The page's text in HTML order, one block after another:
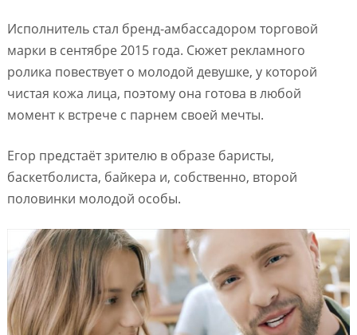
Исполнитель стал бренд-амбассадором торговой
марки в сентябре 2015 года. Сюжет рекламного
ролика повествует о молодой девушке, у которой
чистая кожа лица, поэтому она готова в любой
момент к встрече с парнем своей мечты.
Егор предстаёт зрителю в образе баристы,
баскетболиста, байкера и, собственно, второй
половинки молодой особы.